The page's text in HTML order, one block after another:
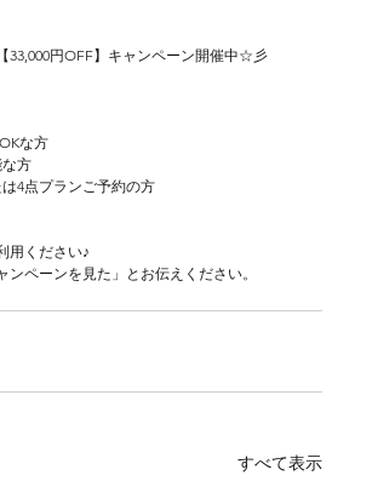
33,000円OFF】キャンペーン開催中☆彡
な方
方
4点プランご予約の方
用ください♪
ンペーンを見た」とお伝えください。
すべて表示